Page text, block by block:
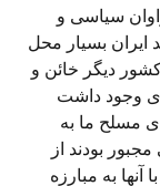
سیاسی و
ایران بسیار محل
کشور دیگر خائن و
وجود داشت
مسلح ما به
بودند از
آنها به مبارزه